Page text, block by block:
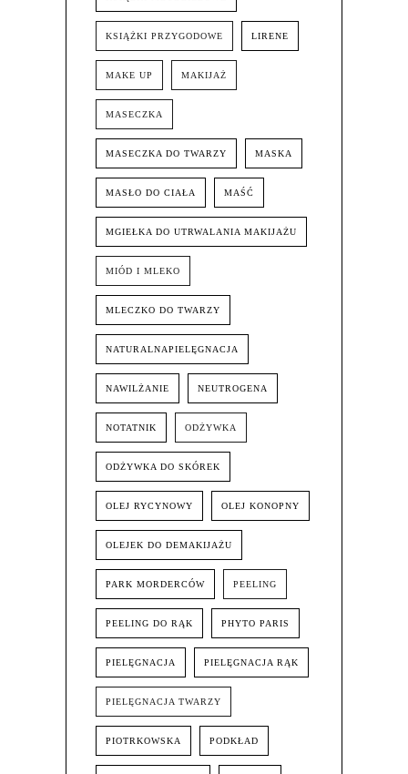
KSIĄŻKI PRZYGODOWE LIRENE
MAKE UP MAKIJAŻ
MASECZKA
MASECZKA DO TWARZY MASKA
MASŁO DO CIAŁA MAŚĆ
MGIEŁKA DO UTRWALANIA MAKIJAŻU
MIÓD I MLEKO
MLECZKO DO TWARZY
NATURALNAPIELĘGNACJA
NAWILŻANIE NEUTROGENA
NOTATNIK ODŻYWKA
ODŻYWKA DO SKÓREK
OLEJ RYCYNOWY OLEJ KONOPNY
OLEJEK DO DEMAKIJAŻU
PARK MORDERCÓW PEELING
PEELING DO RĄK PHYTO PARIS
PIELĘGNACJA PIELĘGNACJA RĄK
PIELĘGNACJA TWARZY
PIOTRKOWSKA PODKŁAD